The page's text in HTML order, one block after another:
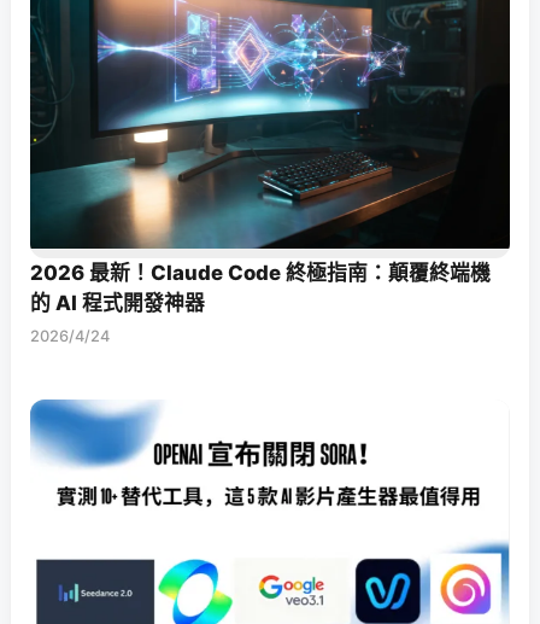
2026 最新！Claude Code 終極指南：顛覆終端機
的 AI 程式開發神器
2026/4/24